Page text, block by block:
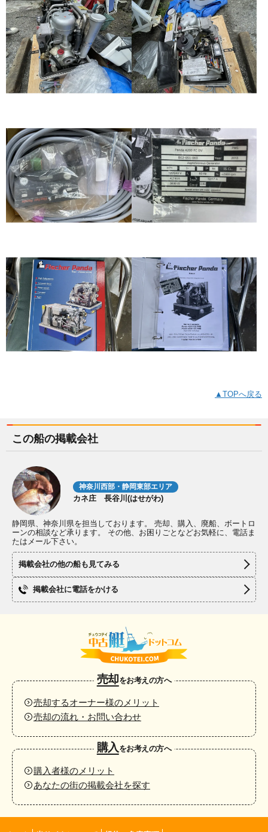
▲TOPへ戻る
この船の掲載会社
神奈川西部・静岡東部エリア
カネ庄 長谷川(はせがわ)
静岡県、神奈川県を担当しております。 売却、購入、廃船、ボートロ
ーンの相談など承ります。 その他、お困りごとなどお気軽に、電話ま
たはメール下さい。
掲載会社の他の船も見てみる
掲載会社に電話をかける
売却をお考えの方へ
売却するオーナー様のメリット
売却の流れ・お問い合わせ
購入をお考えの方へ
購入者様のメリット
あなたの街の掲載会社を探す